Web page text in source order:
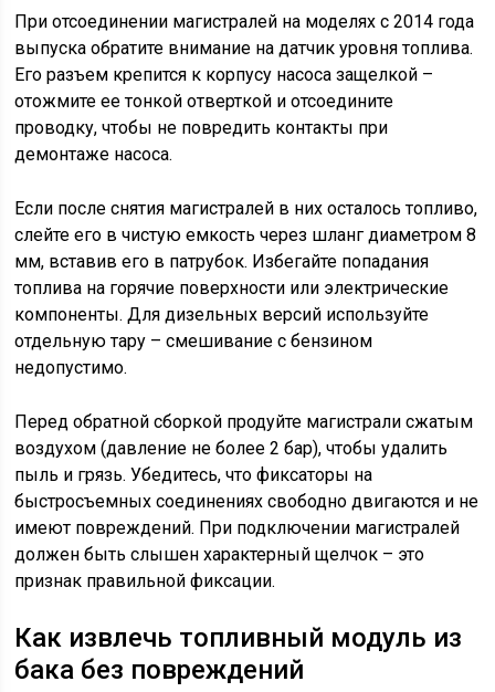
При отсоединении магистралей на моделях с 2014 года
выпуска обратите внимание на датчик уровня топлива.
Его разъем крепится к корпусу насоса защелкой –
отожмите ее тонкой отверткой и отсоедините
проводку, чтобы не повредить контакты при
демонтаже насоса.
Если после снятия магистралей в них осталось топливо,
слейте его в чистую емкость через шланг диаметром 8
мм, вставив его в патрубок. Избегайте попадания
топлива на горячие поверхности или электрические
компоненты. Для дизельных версий используйте
отдельную тару – смешивание с бензином
недопустимо.
Перед обратной сборкой продуйте магистрали сжатым
воздухом (давление не более 2 бар), чтобы удалить
пыль и грязь. Убедитесь, что фиксаторы на
быстросъемных соединениях свободно двигаются и не
имеют повреждений. При подключении магистралей
должен быть слышен характерный щелчок – это
признак правильной фиксации.
Как извлечь топливный модуль из
бака без повреждений